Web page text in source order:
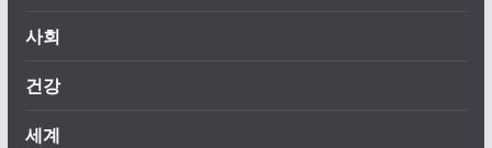
사회
건강
세계